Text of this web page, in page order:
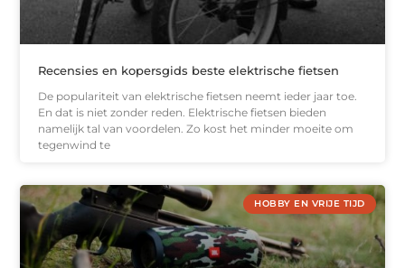
Recensies en kopersgids beste elektrische fietsen
De populariteit van elektrische fietsen neemt ieder jaar toe.
En dat is niet zonder reden. Elektrische fietsen bieden
namelijk tal van voordelen. Zo kost het minder moeite om
tegenwind te
HOBBY EN VRIJE TIJD